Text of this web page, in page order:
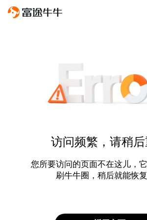
访问频繁，请稍
您所要访问的页面不在这儿，
刷牛牛圈，稍后就能恢